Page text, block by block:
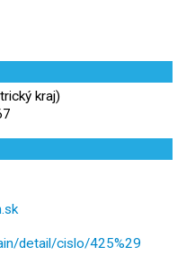
kraj)
detail/cislo/425%29